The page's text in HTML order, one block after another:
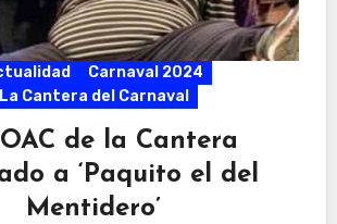
Carnaval 2024
La Cantera del Carnaval
de la Cantera
a ‘Paquito el del
Mentidero’